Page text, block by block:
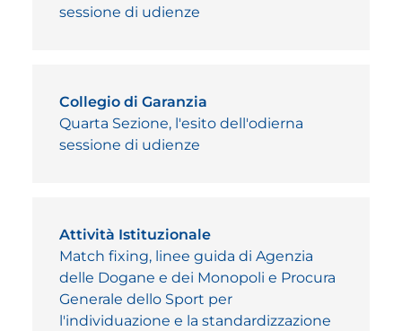
sessione di udienze
Collegio di Garanzia
Quarta Sezione, l'esito dell'odierna
sessione di udienze
Attività Istituzionale
Match fixing, linee guida di Agenzia
delle Dogane e dei Monopoli e Procura
Generale dello Sport per
l'individuazione e la standardizzazione